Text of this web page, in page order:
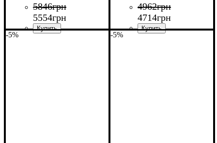
5846грн
5554грн
4962грн
4714грн
-5% -5%